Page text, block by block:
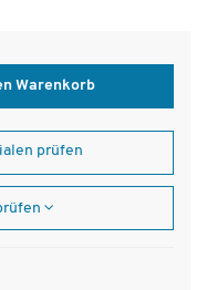
Warenkorb
prüfen